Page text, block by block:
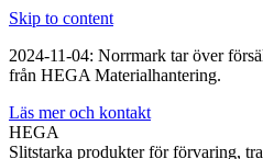
Skip to content
2024-11-04: Norrmark tar över
från HEGA Materialhantering.
Läs mer och kontakt
HEGA
Slitstarka produkter för förvaring,